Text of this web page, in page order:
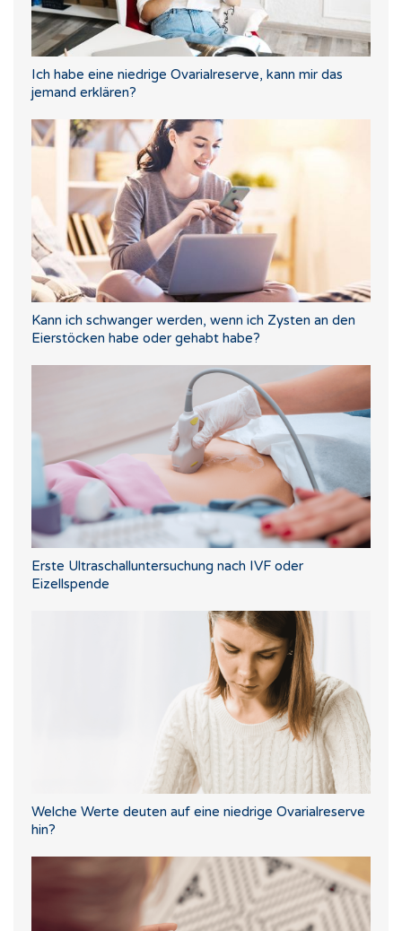
Ich habe eine niedrige Ovarialreserve, kann mir das
jemand erklären?
Kann ich schwanger werden, wenn ich Zysten an den
Eierstöcken habe oder gehabt habe?
Erste Ultraschalluntersuchung nach IVF oder
Eizellspende
Welche Werte deuten auf eine niedrige Ovarialreserve
hin?